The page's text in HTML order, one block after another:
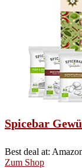
Spicebar
Best deal at:
Zum Shop